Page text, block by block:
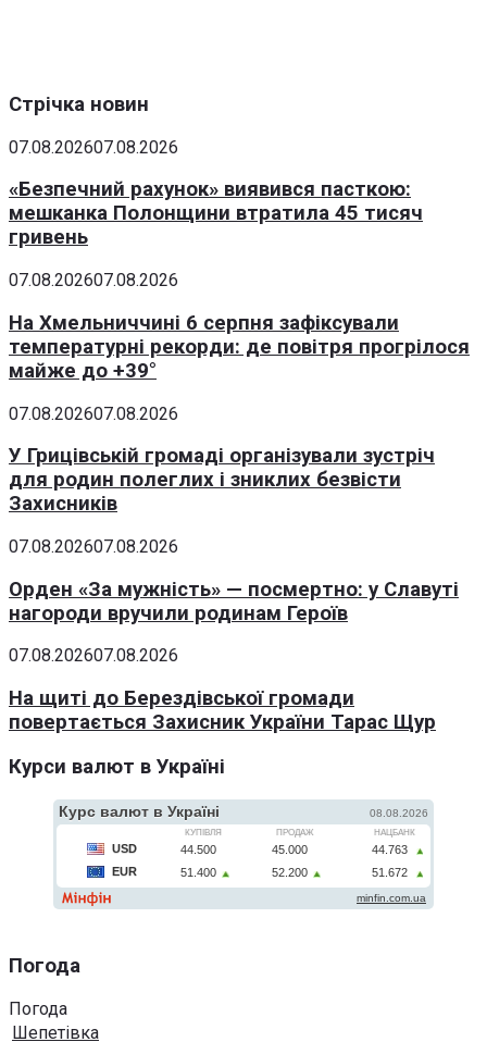
Стрічка новин
07.08.202607.08.2026
«Безпечний рахунок» виявився пасткою:
мешканка Полонщини втратила 45 тисяч
гривень
07.08.202607.08.2026
На Хмельниччині 6 серпня зафіксували
температурні рекорди: де повітря прогрілося
майже до +39°
07.08.202607.08.2026
У Грицівській громаді організували зустріч
для родин полеглих і зниклих безвісти
Захисників
07.08.202607.08.2026
Орден «За мужність» — посмертно: у Славуті
нагороди вручили родинам Героїв
07.08.202607.08.2026
На щиті до Берездівської громади
повертається Захисник України Тарас Щур
Курси валют в Україні
Погода
Погода
Шепетівка